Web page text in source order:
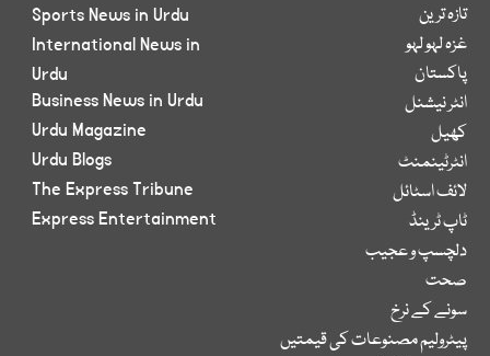
تازہ ترین
غزہ لہو لہو
پاکستان
انٹر نیشنل
کھیل
انٹرٹینمنٹ
لائف اسٹائل
ٹاپ ٹرینڈ
دلچسپ و عجیب
صحت
سونے کے نرخ
پیٹرولیم مصنوعات کی قیمتیں
Sports News in Urdu
International News in
Urdu
Business News in Urdu
Urdu Magazine
Urdu Blogs
The Express Tribune
Express Entertainment